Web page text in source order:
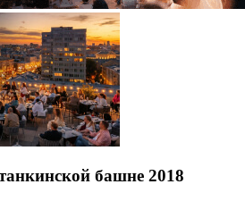
башне 2018